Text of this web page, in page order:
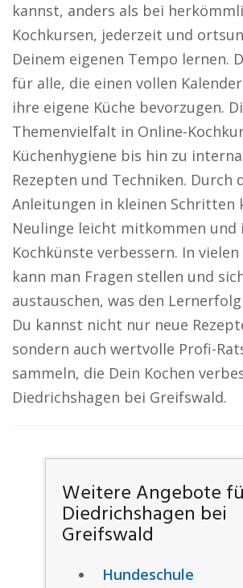
kannst, anders als bei
Kochkursen, jederzeit und
Deinem eigenen Tempo lernen.
für alle, die einen vollen
ihre eigene Küche bevorzugen.
Themenvielfalt in Online-
Küchenhygiene bis hin zu
Rezepten und Techniken. Durch
Anleitungen in kleinen Schritten
Neulinge leicht mitkommen und
Kochkünste verbessern. In
kann man Fragen stellen und
austauschen, was den
Du kannst nicht nur neue
sondern auch wertvolle Profi-
sammeln, die Dein Kochen
Diedrichshagen bei Greifswald.
Weitere Angebote
Diedrichshagen bei
Greifswald
Hundeschule